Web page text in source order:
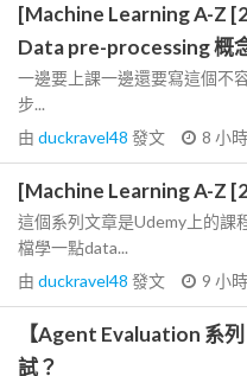
[Machine Learning A-Z
Data pre-processing 概
一邊要上課一邊還要寫這個不
步...
由 duckravel48 發文 8 小
[Machine Learning A-Z
這個系列文章是Udemy上的課
檔學一點data...
由 duckravel48 發文 9 小
【Agent Evaluation 系
試？